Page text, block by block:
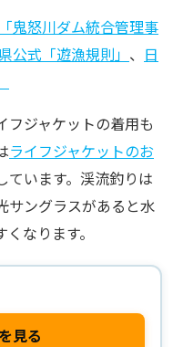
鬼怒川ダム統合管理事
公式「遊漁規則」 、 日
フジャケットの着用も
ライフジャケットのお
ています。渓流釣りは
サングラスがあると水
なります。
見る